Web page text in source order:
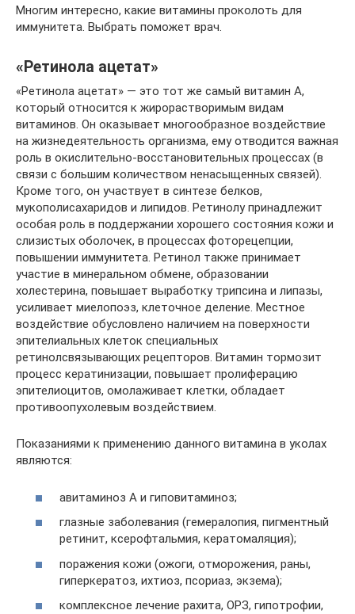
Многим интересно, какие витамины проколоть для
иммунитета. Выбрать поможет врач.
«Ретинола ацетат»
«Ретинола ацетат» — это тот же самый витамин А,
который относится к жирорастворимым видам
витаминов. Он оказывает многообразное воздействие
на жизнедеятельность организма, ему отводится важная
роль в окислительно-восстановительных процессах (в
связи с большим количеством ненасыщенных связей).
Кроме того, он участвует в синтезе белков,
мукополисахаридов и липидов. Ретинолу принадлежит
особая роль в поддержании хорошего состояния кожи и
слизистых оболочек, в процессах фоторецепции,
повышении иммунитета. Ретинол также принимает
участие в минеральном обмене, образовании
холестерина, повышает выработку трипсина и липазы,
усиливает миелопоэз, клеточное деление. Местное
воздействие обусловлено наличием на поверхности
эпителиальных клеток специальных
ретинолсвязывающих рецепторов. Витамин тормозит
процесс кератинизации, повышает пролиферацию
эпителиоцитов, омолаживает клетки, обладает
противоопухолевым воздействием.
Показаниями к применению данного витамина в уколах
являются:
авитаминоз А и гиповитаминоз;
глазные заболевания (гемералопия, пигментный
ретинит, ксерофтальмия, кератомаляция);
поражения кожи (ожоги, отморожения, раны,
гиперкератоз, ихтиоз, псориаз, экзема);
комплексное лечение рахита, ОРЗ, гипотрофии,